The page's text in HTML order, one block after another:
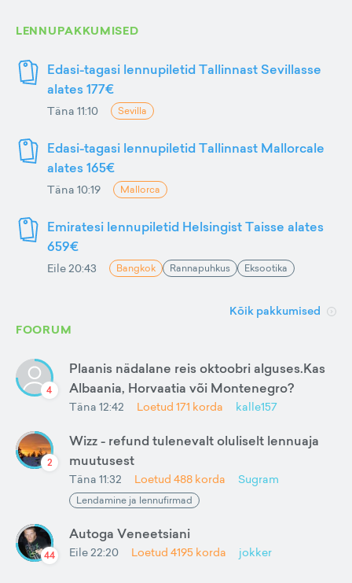
LENNUPAKKUMISED
Edasi-tagasi lennupiletid Tallinnast Sevillasse
alates 177€
Täna 11:10 Sevilla
Edasi-tagasi lennupiletid Tallinnast Mallorcale
alates 165€
Täna 10:19 Mallorca
Emiratesi lennupiletid Helsingist Taisse alates
659€
Eile 20:43 Bangkok Rannapuhkus Eksootika
Kõik pakkumised
FOORUM
4
Plaanis nädalane reis oktoobri alguses.Kas
Albaania, Horvaatia või Montenegro?
Täna 12:42 Loetud 171 korda kalle157
2
Wizz - refund tulenevalt oluliselt lennuaja
muutusest
Täna 11:32 Loetud 488 korda Sugram
Lendamine ja lennufirmad
44
Autoga Veneetsiani
Eile 22:20 Loetud 4195 korda jokker